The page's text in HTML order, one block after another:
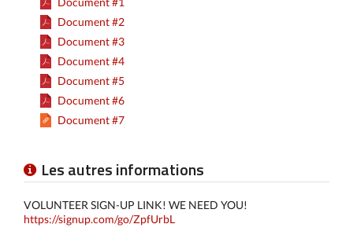
Document #2
Document #3
Document #4
Document #5
Document #6
Document #7
Les autres informations
VOLUNTEER SIGN-UP LINK! WE NEED YOU!
https://signup.com/go/ZpfUrbL